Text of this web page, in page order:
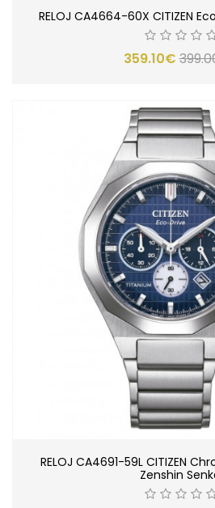
RELOJ CA4664-60X CITIZEN
359.10€
RELOJ CA4691-59L CITIZEN
Zenshin